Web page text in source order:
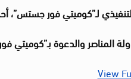
لـ”كوميتي فور جستس”،
المناصر والدعوة بـ”كوميتي
View